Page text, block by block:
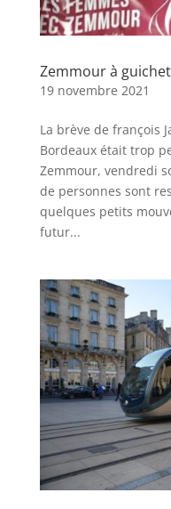
Zemmour à
19 novembre 2021
La brève de françois
Bordeaux était trop
Zemmour, vendredi
de personnes sont
quelques petits
futur...